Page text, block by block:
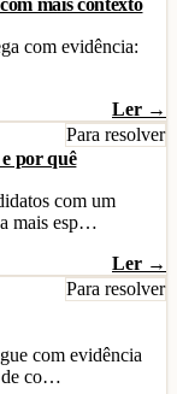
mais contexto
com evidência:
Ler →
Para resolver
por quê
com um
mais esp…
Ler →
Para resolver
com evidência
de co…